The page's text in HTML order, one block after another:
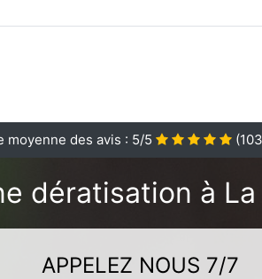
moyenne des avis : 5/5 (103
dératisation à
APPELEZ NOUS 7/7